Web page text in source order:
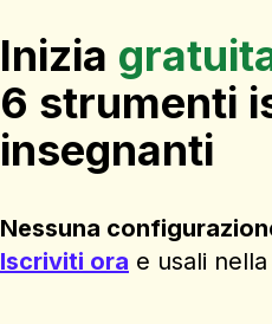
Inizia
6 strumenti
insegnanti
Nessuna
Iscriviti ora e usali